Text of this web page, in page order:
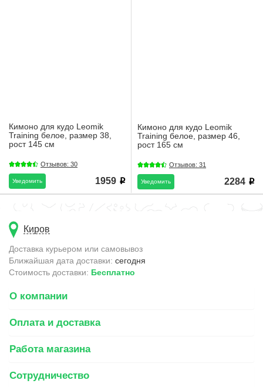
Кимоно для кудо Leomik
Training белое, размер 38,
рост 145 см
Отзывов: 30
Уведомить 1959 i
Кимоно для кудо Leomik
Training белое, размер 46,
рост 165 см
Отзывов: 31
Уведомить 2284 i
Киров
Доставка курьером или самовывоз
Ближайшая дата доставки: сегодня
Стоимость доставки: Бесплатно
О компании
Оплата и доставка
Работа магазина
Сотрудничество